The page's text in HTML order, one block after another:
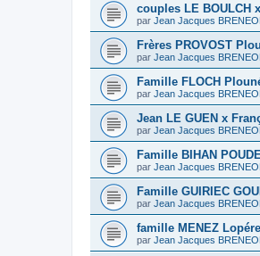
couples LE BOULCH
par Jean Jacques BRENEOL
Frères PROVOST
par Jean Jacques BRENEOL
Famille FLOCH
par Jean Jacques BRENEOL
Jean LE GUEN x
par Jean Jacques BRENEOL
Famille BIHAN
par Jean Jacques BRENEOL
Famille GUIRIEC
par Jean Jacques BRENEOL
famille MENEZ
par Jean Jacques BRENEOL